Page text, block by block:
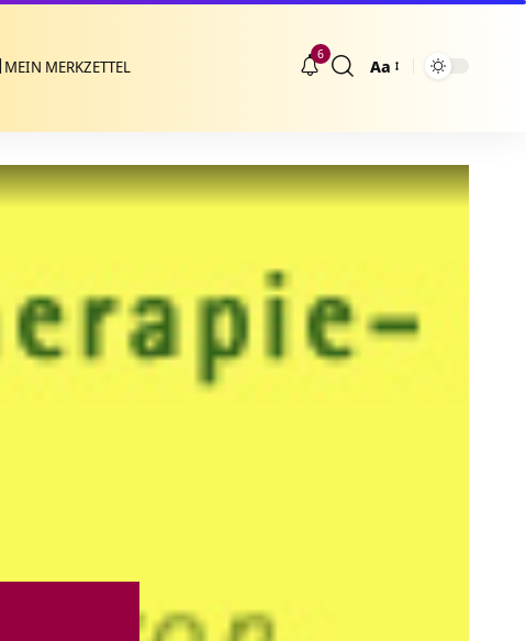
MEIN MERKZETTEL
6
Größenänderung
Aa